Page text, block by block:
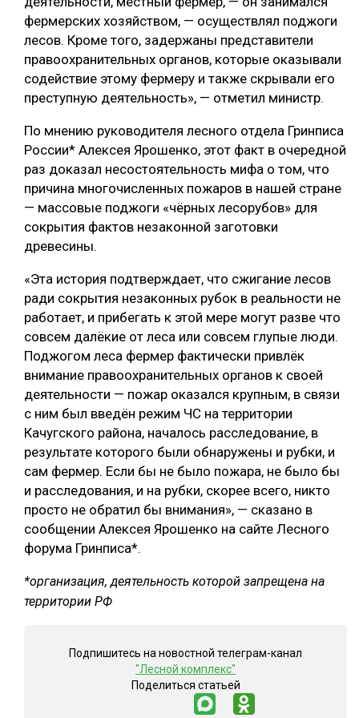
СУШКА ДРЕВЕСИНЫ
фермерских хозяйством, — осуществлял поджоги
лесов. Кроме того, задержаны представители
правоохранительных органов, которые оказывали
содействие этому фермеру и также скрывали его
преступную деятельность», — отметил министр.
По мнению руководителя лесного отдела Гринписа
России* Алексея Ярошенко, этот факт в очередной
раз доказал несостоятельность мифа о том, что
причина многочисленных пожаров в нашей стране
— массовые поджоги «чёрных лесорубов» для
сокрытия фактов незаконной заготовки
древесины.
«Эта история подтверждает, что сжигание лесов
ради сокрытия незаконных рубок в реальности не
работает, и прибегать к этой мере могут разве что
совсем далёкие от леса или совсем глупые люди.
Поджогом леса фермер фактически привлёк
внимание правоохранительных органов к своей
деятельности — пожар оказался крупным, в связи
с ним был введён режим ЧС на территории
Качугского района, началось расследование, в
результате которого были обнаружены и рубки, и
сам фермер. Если бы не было пожара, не было бы
и расследования, и на рубки, скорее всего, никто
просто не обратил бы внимания», — сказано в
сообщении Алексея Ярошенко на сайте Лесного
форума Гринписа*.
*организация, деятельность которой запрещена на
территории РФ
Подпишитесь на новостной телеграм-канал
"Лесной комплекс"
Поделиться статьей